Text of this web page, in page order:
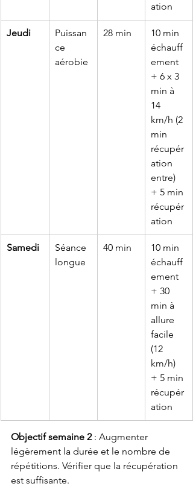
ation
Jeudi
Puissan
ce
aérobie
28 min
10 min
échauff
ement
+ 6 x 3
min à
14
km/h (2
min
récupér
ation
entre)
+ 5 min
récupér
ation
Samedi
Séance
longue
40 min
10 min
échauff
ement
+ 30
min à
allure
facile
(12
km/h)
+ 5 min
récupér
ation
Objectif semaine 2 : Augmenter
légèrement la durée et le nombre de
répétitions. Vérifier que la récupération
est suffisante.